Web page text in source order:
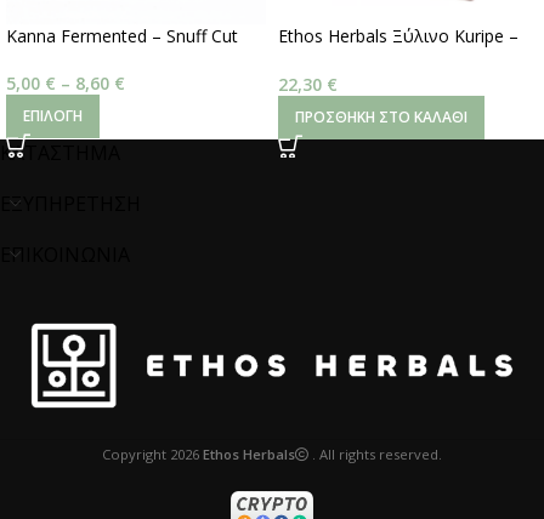
Kanna Fermented – Snuff Cut
5,00 € – 8,60 €
ΕΠΙΛΟΓΉ
Ethos Herbals Ξύλινο Kuripe –
22,30 €
ΠΡΟΣΘΉΚΗ ΣΤΟ ΚΑΛΆΘΙ
ΚΑΤΑΣΤΗΜΑ
ΕΞΥΠΗΡΕΤΗΣΗ
ΕΠΙΚΟΙΝΩΝΙΑ
Copyright 2026 Ethos Herbals . All rights reserved.